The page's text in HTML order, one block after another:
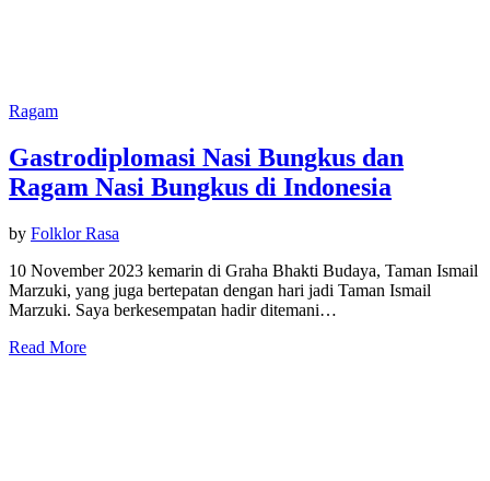
Ragam
Gastrodiplomasi Nasi Bungkus dan
Ragam Nasi Bungkus di Indonesia
by Folklor Rasa
10 November 2023 kemarin di Graha Bhakti Budaya, Taman Ismail
Marzuki, yang juga bertepatan dengan hari jadi Taman Ismail
Marzuki. Saya berkesempatan hadir ditemani…
Read More